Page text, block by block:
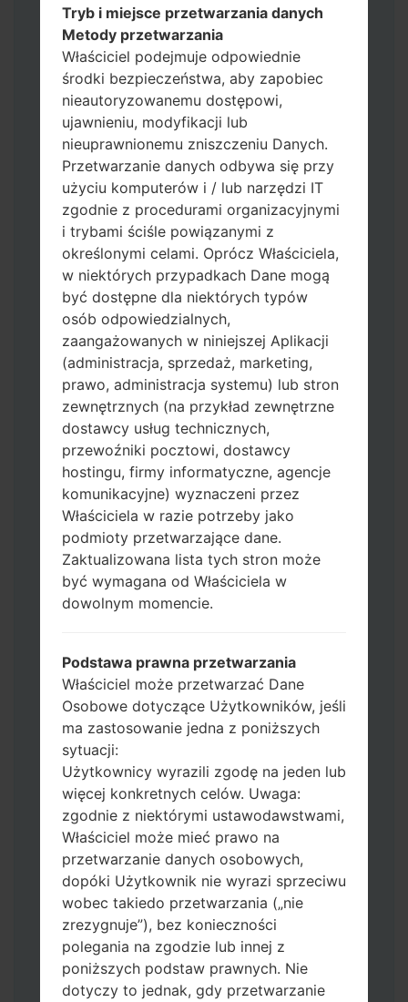
Pobierz na swój komputer najnowszą
wersjęOdin 3.
Następnie wyodrębnij plik
oprogramowania układowego.
Powinieneś otrzymać 1 plik (jeśli 1 plik
wybierz tutaj) lub 5 plików (jeśli 5 plików
wybierz tutaj):
AP: "System & Recovery"
CP: "Modem & Radio"
CSC_***: "Country & Region & Operator"
HOME_CSC_***: "Country & Region &
Operator"
Dodaj wszystkie pliki w Odin 3.
Jeśli chcesz wyczyścić pamięć flash użyj
CSC_*** albo użyj HOME_CSC_ ***, aby
zachować wszystkie swoje dane i aplikacje.
metody:
Naciśnij i przytrzymaj klawisz zasilania,
przycisk zwiększania głośności i klawisz
Bixby.
Naciśnij i przytrzymaj klawisze
zwiększania i zmniejszania głośności,
następnie podłącz kabel USB.
Naciśnij i przytrzymaj klawisz zasilania,
przycisk zmniejszania głośności i klawisz
strony domowej.
Podłącz kabel USB, a następnie naciśnij i
przytrzymaj przycisk Bixby i klawisz
zmniejszania głośności.
Naciśnij i przytrzymaj klawisz zasilania i
przycisk zwiększania głośności.
Następnie podłącz urządzenie do
Tryb i miejsce przetwarzania danych
Metody przetwarzania
Właściciel podejmuje odpowiednie
środki bezpieczeństwa, aby zapobiec
nieautoryzowanemu dostępowi,
ujawnieniu, modyfikacji lub
nieuprawnionemu zniszczeniu Danych.
Przetwarzanie danych odbywa się przy
użyciu komputerów i / lub narzędzi IT
zgodnie z procedurami organizacyjnymi
i trybami ściśle powiązanymi z
określonymi celami. Oprócz Właściciela,
w niektórych przypadkach Dane mogą
być dostępne dla niektórych typów
osób odpowiedzialnych,
zaangażowanych w niniejszej Aplikacji
(administracja, sprzedaż, marketing,
prawo, administracja systemu) lub stron
zewnętrznych (na przykład zewnętrzne
dostawcy usług technicznych,
przewoźniki pocztowi, dostawcy
hostingu, firmy informatyczne, agencje
komunikacyjne) wyznaczeni przez
Właściciela w razie potrzeby jako
podmioty przetwarzające dane.
Zaktualizowana lista tych stron może
być wymagana od Właściciela w
dowolnym momencie.
Podstawa prawna przetwarzania
Właściciel może przetwarzać Dane
Osobowe dotyczące Użytkowników, jeśli
ma zastosowanie jedna z poniższych
sytuacji:
Użytkownicy wyrazili zgodę na jeden lub
więcej konkretnych celów. Uwaga:
zgodnie z niektórymi ustawodawstwami,
Właściciel może mieć prawo na
przetwarzanie danych osobowych,
dopóki Użytkownik nie wyrazi sprzeciwu
wobec takiedo przetwarzania („nie
zrezygnuje”), bez konieczności
polegania na zgodzie lub innej z
poniższych podstaw prawnych. Nie
dotyczy to jednak, gdy przetwarzanie